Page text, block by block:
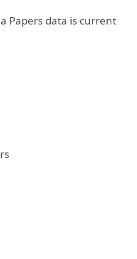
Papers data is current